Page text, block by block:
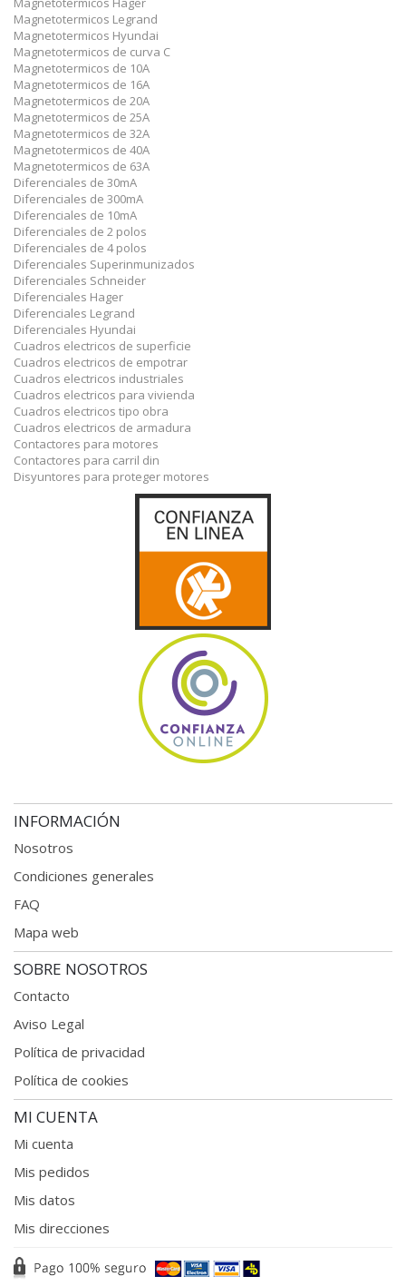
Magnetotermicos Legrand
Magnetotermicos Hyundai
Magnetotermicos de curva C
Magnetotermicos de 10A
Magnetotermicos de 16A
Magnetotermicos de 20A
Magnetotermicos de 25A
Magnetotermicos de 32A
Magnetotermicos de 40A
Magnetotermicos de 63A
Diferenciales de 30mA
Diferenciales de 300mA
Diferenciales de 10mA
Diferenciales de 2 polos
Diferenciales de 4 polos
Diferenciales Superinmunizados
Diferenciales Schneider
Diferenciales Hager
Diferenciales Legrand
Diferenciales Hyundai
Cuadros electricos de superficie
Cuadros electricos de empotrar
Cuadros electricos industriales
Cuadros electricos para vivienda
Cuadros electricos tipo obra
Cuadros electricos de armadura
Contactores para motores
Contactores para carril din
Disyuntores para proteger motores
INFORMACIÓN
Nosotros
Condiciones generales
FAQ
Mapa web
SOBRE NOSOTROS
Contacto
Aviso Legal
Política de privacidad
Política de cookies
MI CUENTA
Mi cuenta
Mis pedidos
Mis datos
Mis direcciones